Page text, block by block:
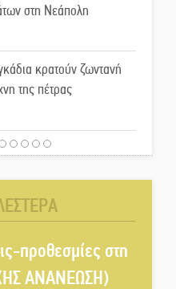
στη Νεάπολη
κρατούν ζωντανή
της πέτρας
της Ελεωνόρας
πολιτιστικό πρόγραμμα
στον Αύγουστο
προθεσμίες στη
ΑΝΑΝΕΩΣΗ)